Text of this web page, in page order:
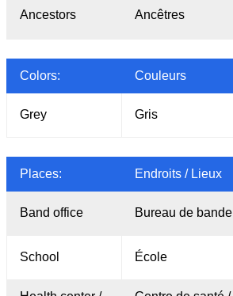
Ancestors Ancêtres
Colors: Couleurs
Grey Gris
Places: Endroits / Lieux
Band office Bureau de bande
School École